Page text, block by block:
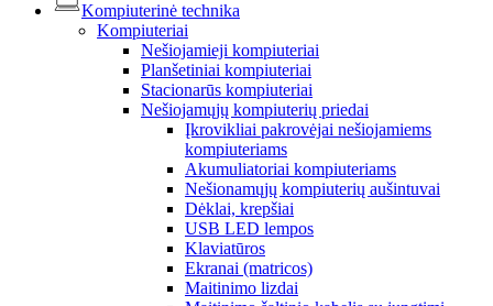
Kompiuterinė technika
Kompiuteriai
Nešiojamieji kompiuteriai
Planšetiniai kompiuteriai
Stacionarūs kompiuteriai
Nešiojamųjų kompiuterių priedai
Įkrovikliai pakrovėjai nešiojamiems
kompiuteriams
Akumuliatoriai kompiuteriams
Nešionamųjų kompiuterių aušintuvai
Dėklai, krepšiai
USB LED lempos
Klaviatūros
Ekranai (matricos)
Maitinimo lizdai